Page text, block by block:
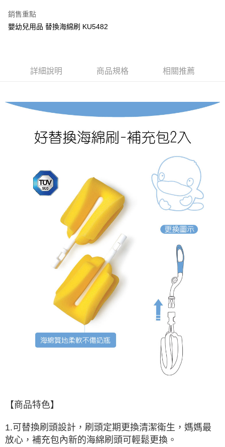
Google Pay
全盈+PAY
【關於「AFTEE先享後付」】
２．便利：只要手機號碼，簡訊認證，即可結帳。
３．安心：先確認商品／服務後，再付款。
【「AFTEE先享後付」結帳流程】
１．於結帳方式選擇「AFTEE先享後付」後，將跳轉至「AFTEE先享後付」
３．收到繳費通知簡訊後14天內，點擊此簡訊中的連結，可透過四大超商／
ATM／網路銀行／等多元方式進行付款，方視為交易完成。
※ 請注意：結帳手續完成當下不需立刻繳費，但若您需要取消訂單，請聯絡
購買商品的店家。未經商家同意取消之訂單仍視為有效，需透過AFTEE先享
※ 交易是否成功請以「AFTEE先享後付 」之結帳頁面顯示為準，若有關於
是否繳費成功／繳費後需取消欲退款等相關疑問，請聯繫「AFTEE先享後付
https://netprotections.freshdesk.com/support/home
１．透過由恩沛科技股份有限公司提供之「AFTEE先享後付」服務完成之交
易，需依本服務之必要範圍內提供個人資料，並將交易相關給付款項請求債
權轉讓予恩沛科技股份有限公司。
２．關於個人資料處理事宜，請瀏覽以下網址：
https://aftee.tw/terms/#terms3
３．未成年的使用者請事先徵得法定代理人或監護人之同意方可使用
「AFTEE先享後付」，若未經同意申辦者引起之損失，本公司不負相關責
４．使用「AFTEE先享後付」時，將依據個別帳號之用戶狀況，依本公司即
時審查核予不同之上限額度；若仍有額度不足之情形，本公司將視審查結果
請求用戶進行身份認證。
５．嚴禁一人註冊多個帳號或使用他人資訊註冊。若發現惡意使用之情形，
恩沛科技股份有限公司將有權停止該用戶之使用額度並採取法律行動。
ATM付款
運送方式
每筆NT$150，滿NT$799(含以上)免運費
每筆NT$150，滿NT$1,299(含以上)免運費
銷售重點
嬰幼兒用品 替換海綿刷 KU5482
詳細說明 商品規格 相關推薦
【商品特色】
1.可替換刷頭設計，刷頭定期更換清潔衛生，媽媽最
放心，補充包內新的海綿刷頭可輕鬆更換。